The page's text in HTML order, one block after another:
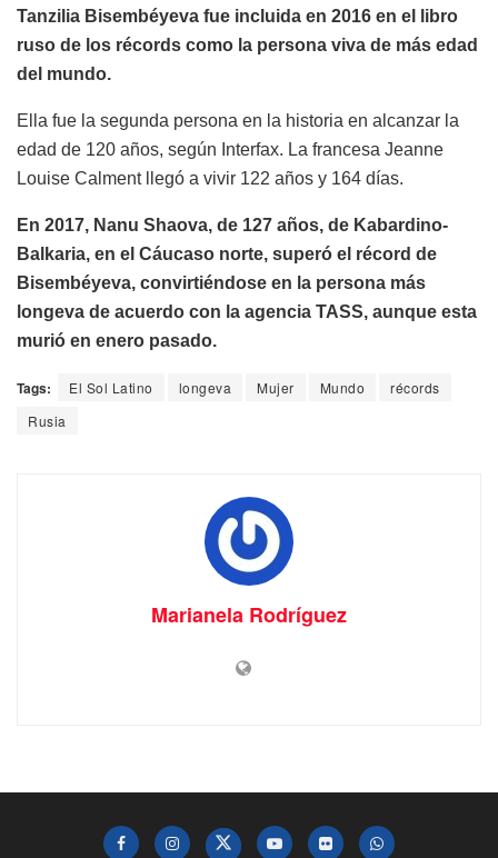
Tanzilia Bisembéyeva fue incluida en 2016 en el libro
ruso de los récords como la persona viva de más edad
del mundo.
Ella fue la segunda persona en la historia en alcanzar la
edad de 120 años, según Interfax. La francesa Jeanne
Louise Calment llegó a vivir 122 años y 164 días.
En 2017, Nanu Shaova, de 127 años, de Kabardino-
Balkaria, en el Cáucaso norte, superó el récord de
Bisembéyeva, convirtiéndose en la persona más
longeva de acuerdo con la agencia TASS, aunque esta
murió en enero pasado.
Tags: El Sol Latino longeva Mujer Mundo
récords
Rusia
Marianela Rodríguez